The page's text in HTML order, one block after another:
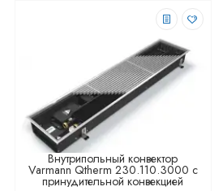
Внутрипольный конвектор
Varmann Qtherm 230.110.3000 с
принудительной конвекцией